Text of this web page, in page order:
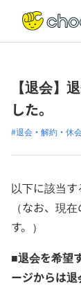
【退会】
した。
#退会・解約・休
以下に該当す
（なお、現
す。）
■退会を希望
ージからは